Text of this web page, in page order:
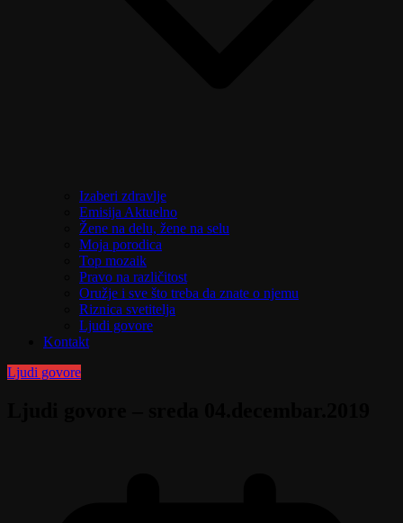
Izaberi zdravlje
Emisija Aktuelno
Žene na delu, žene na selu
Moja porodica
Top mozaik
Pravo na različitost
Oružje i sve što treba da znate o njemu
Riznica svetitelja
Ljudi govore
Kontakt
Ljudi govore